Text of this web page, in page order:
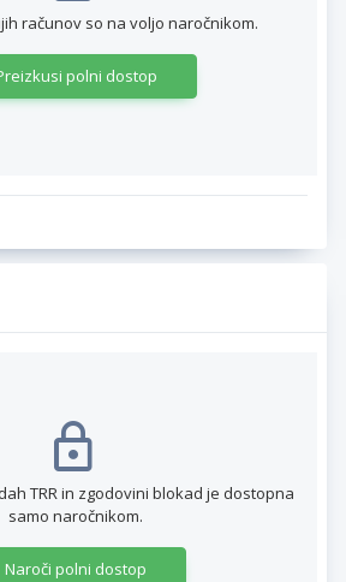
računov so na voljo naročnikom.
polni dostop
TRR in zgodovini blokad je dostopna
samo naročnikom.
Naroči polni dostop